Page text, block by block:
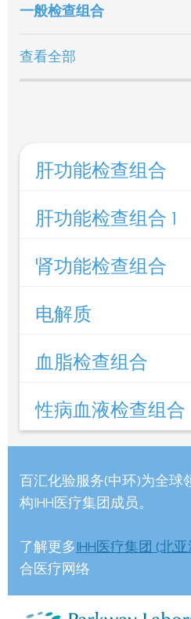
一般检查组合
查看全部
肝功能检查组合
肝功能检查组合 1
肾功能检查组合
电解质
血脂检查组合
性病血液检查组合
百汇化验服务(中环)为全球
构IHH医疗集团成员。
了解更多IHH医疗集团 (北
合医疗网络